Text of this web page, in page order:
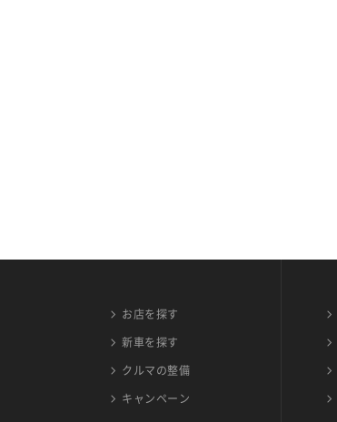
お店を探す
新車を探す
クルマの整備
キャンペーン